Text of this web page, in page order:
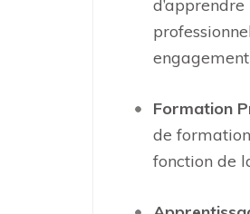
Formation
de
fonction de